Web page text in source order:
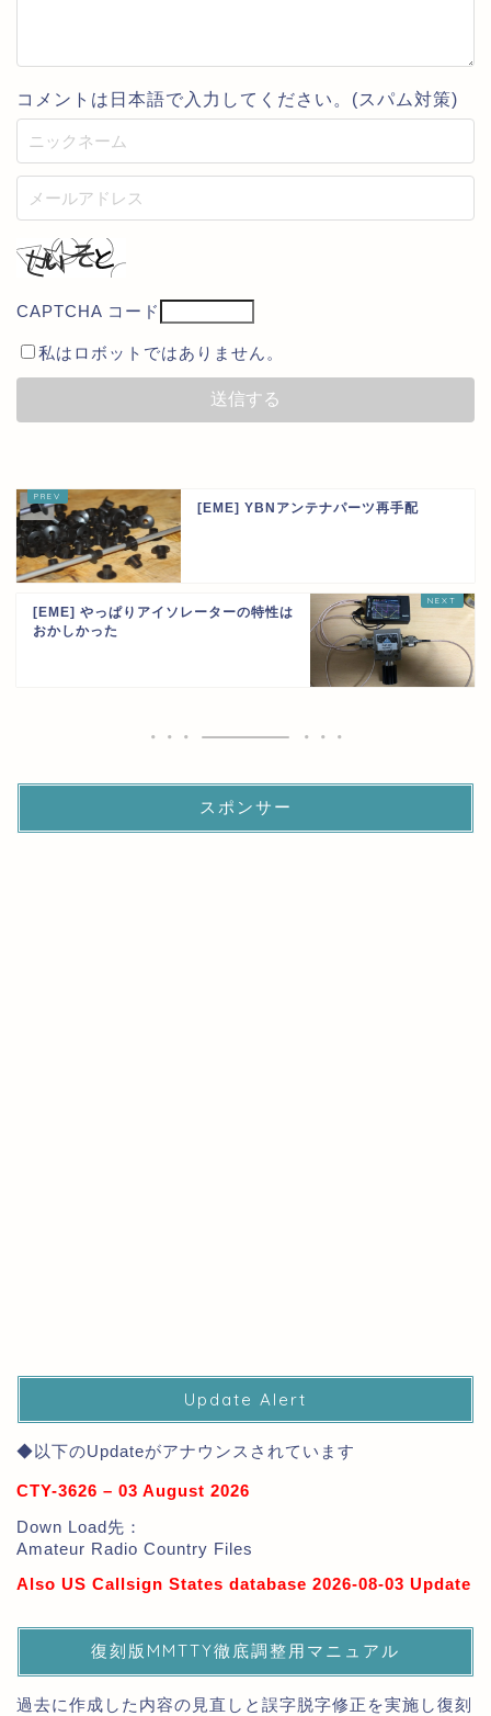
コメントは日本語で入力してください。(スパム対策)
CAPTCHA コード
私はロボットではありません。
[EME] YBNアンテナパーツ再手配
[EME] やっぱりアイソレーターの特性は
おかしかった
スポンサー
Update Alert
◆以下のUpdateがアナウンスされています
CTY-3626 – 03 August 2026
Down Load先：
Amateur Radio Country Files
Also US Callsign States database 2026-08-03 Update
復刻版MMTTY徹底調整用マニュアル
過去に作成した内容の見直しと誤字脱字修正を実施し復刻